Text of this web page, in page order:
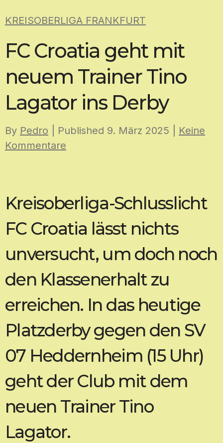
toKREISOBERLIGA FRANKFURT
FC Croatia geht mit
neuem Trainer Tino
Lagator ins Derby
By Pedro | Published 9. März 2025
Keine
Kommentare
Kreisoberliga-Schlusslicht
FC Croatia lässt nichts
unversucht, um doch noch
den Klassenerhalt zu
erreichen. In das heutige
Platzderby gegen den SV
07 Heddernheim (15 Uhr)
geht der Club mit dem
neuen Trainer Tino
Lagator.